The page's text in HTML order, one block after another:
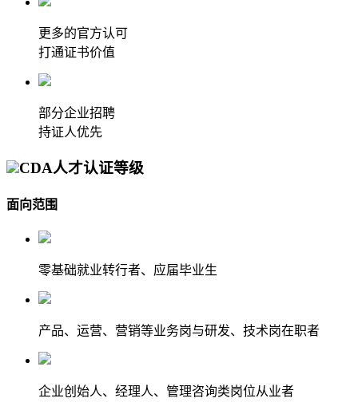
更多的官方认可
打通证书价值
部分企业招聘
持证人优先
CDA人才认证等级
面向范围
零基础就业转行者、应届毕业生
产品、运营、营销等业务岗与研发、技术岗在职者
企业创始人、经理人、管理咨询类岗位从业者